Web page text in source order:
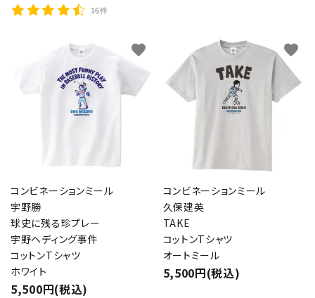
16件
コンビネーションミール
宇野勝
球史に残る珍プレー
宇野ヘディング事件
コットンTシャツ
ホワイト
5,500円(税込)
favorite
コンビネーションミール
久保建英
TAKE
コットンTシャツ
オートミール
5,500円(税込)
favorite